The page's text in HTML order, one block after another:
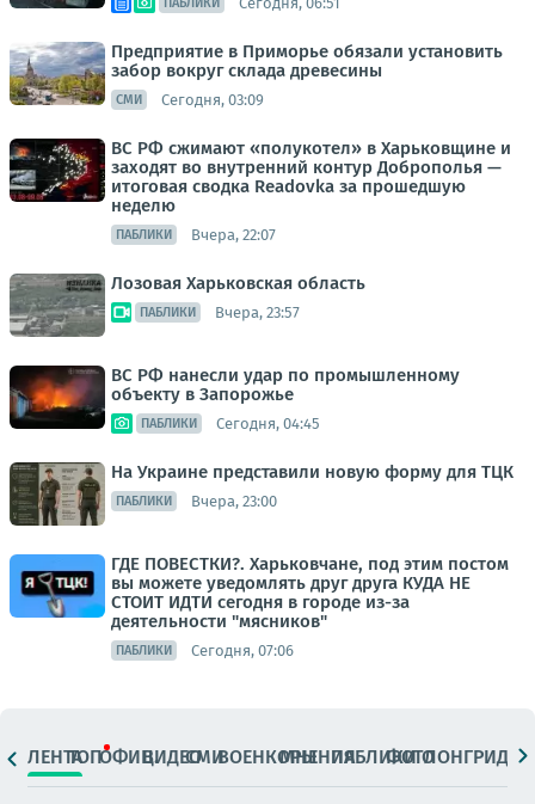
ПАБЛИКИ
Предприятие в Приморье обязали установить
забор вокруг склада древесины
СМИ Сегодня, 03:09
ВС РФ сжимают «полукотел» в Харьковщине и
заходят во внутренний контур Доброполья —
итоговая сводка Readovka за прошедшую
неделю
ПАБЛИКИ Вчера, 22:07
Лозовая Харьковская область
ПАБЛИКИ Вчера, 23:57
ВС РФ нанесли удар по промышленному
объекту в Запорожье
ПАБЛИКИ Сегодня, 04:45
На Украине представили новую форму для ТЦК
ПАБЛИКИ Вчера, 23:00
ГДЕ ПОВЕСТКИ?. Харьковчане, под этим постом
вы можете уведомлять друг друга КУДА НЕ
СТОИТ ИДТИ сегодня в городе из-за
деятельности "мясников"
ПАБЛИКИ Сегодня, 07:06
ЛЕНТАТОПОФИЦ.ВИДЕОСМИВОЕНКОРЫМНЕНИЯПАБЛИКИ
ФОТОЛОНГРИДЫ